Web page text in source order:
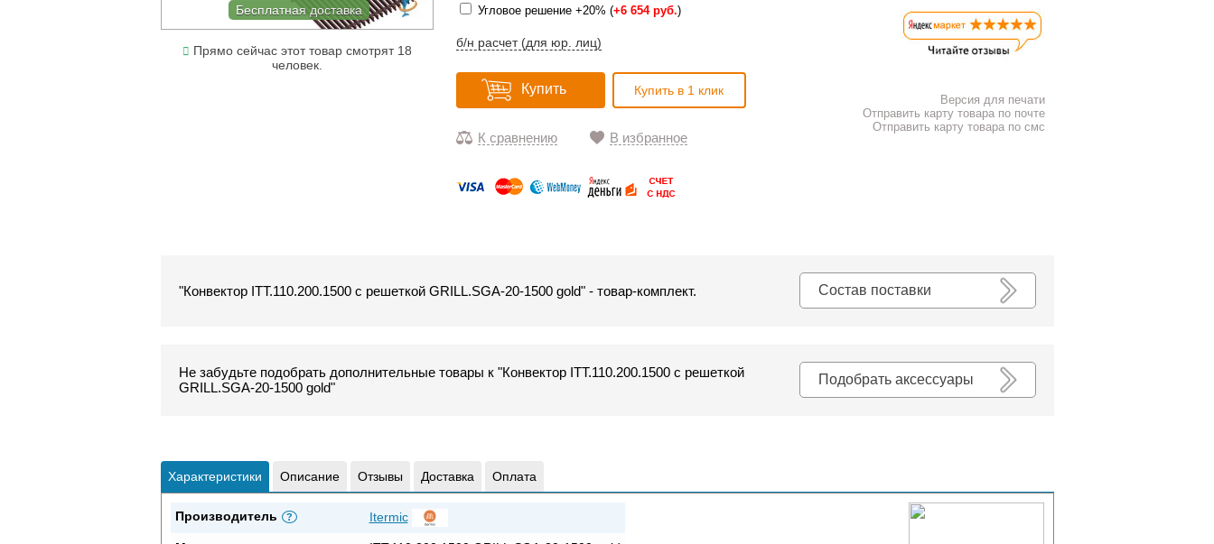
Бесплатная доставка
Прямо сейчас этот товар смотрят 18
человек.
Угловое решение +20% (+6 654 руб.)
б/н расчет (для юр. лиц)
Купить Купить в 1 клик
К сравнению В избранное
Версия для печати
Отправить карту товара по почте
Отправить карту товара по смс
Состав поставки
"Конвектор ITT.110.200.1500 с решеткой GRILL.SGA-20-1500 gold" - товар-комплект.
Подобрать аксессуары
Не забудьте подобрать дополнительные товары к "Конвектор ITT.110.200.1500 с решеткой
GRILL.SGA-20-1500 gold"
Характеристики Описание Отзывы Доставка Оплата
Производитель ? Itermic